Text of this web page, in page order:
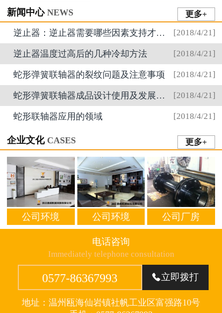
新闻中心 NEWS
更多+
[2018/4/21]
逆止器：逆止器需要哪些因素支持才得以运行？
[2018/4/21]
逆止器温度过高后的几种冷却方法
[2018/4/21]
蛇形弹簧联轴器的裂纹问题及注意事项
[2018/4/21]
蛇形弹簧联轴器成品设计使用及发展趋势
[2018/4/21]
蛇形联轴器应用的领域
企业文化 CASES 更多+
公司环境 公司环境 公司厂房
电话咨询
Immediately telephone consultation
0577-86367993 立即拨打
地址：温州瓯海仙岩镇社帆工业区富强路10号